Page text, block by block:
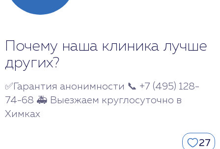
Почему наша клиника лучше
других?
✅Гарантия анонимности 📞 +7 (495) 128-
74-68 🚑 Выезжаем круглосуточно в
Химках
27